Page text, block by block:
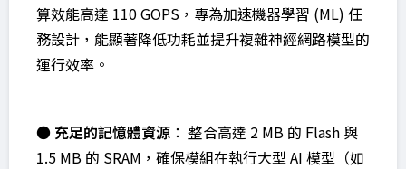
算效能高達 110 GOPS，專為加速機器學習 (ML) 任
務設計，能顯著降低功耗並提升複雜神經網路模型的
運行效率。
● 充足的記憶體資源 ： 整合高達 2 MB 的 Flash 與
1.5 MB 的 SRAM，確保模組在執行大型 AI 模型（如